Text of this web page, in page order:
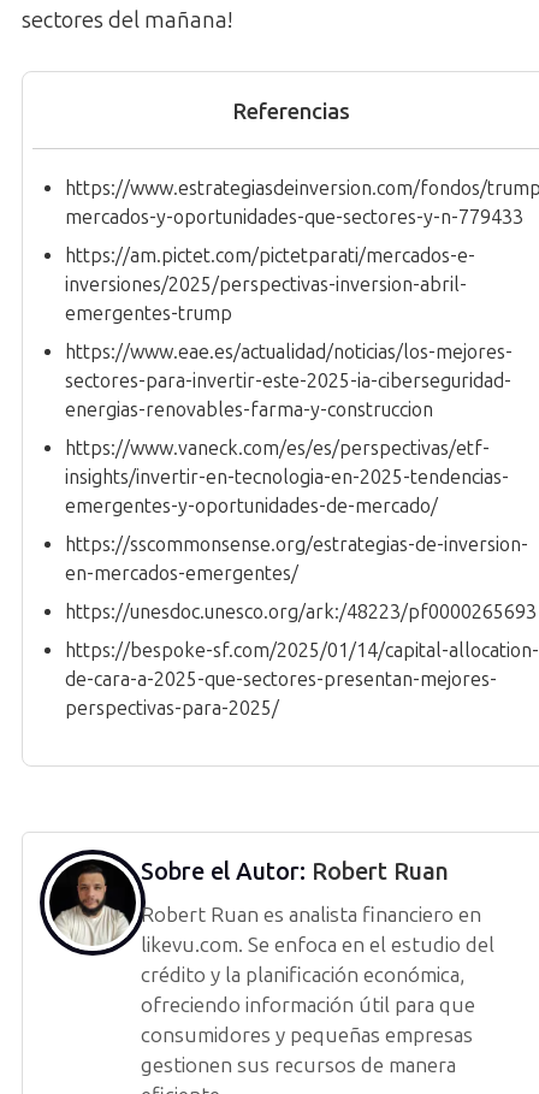
sectores del mañana!
Referencias
https://www.estrategiasdeinversion.com/fondos/
mercados-y-oportunidades-que-sectores-y-n-779433
https://am.pictet.com/pictetparati/mercados-e-
inversiones/2025/perspectivas-inversion-abril-
emergentes-trump
https://www.eae.es/actualidad/noticias/los-mejores-
sectores-para-invertir-este-2025-ia-ciberseguridad-
energias-renovables-farma-y-construccion
https://www.vaneck.com/es/es/perspectivas/etf-
insights/invertir-en-tecnologia-en-2025-tendencias-
emergentes-y-oportunidades-de-mercado/
https://sscommonsense.org/estrategias-de-inversion-
en-mercados-emergentes/
https://unesdoc.unesco.org/ark:/48223/pf0000265693
https://bespoke-sf.com/2025/01/14/capital-allocation-
de-cara-a-2025-que-sectores-presentan-mejores-
perspectivas-para-2025/
Sobre el Autor: Robert Ruan
Robert Ruan es analista financiero en
likevu.com. Se enfoca en el estudio del
crédito y la planificación económica,
ofreciendo información útil para que
consumidores y pequeñas empresas
gestionen sus recursos de manera